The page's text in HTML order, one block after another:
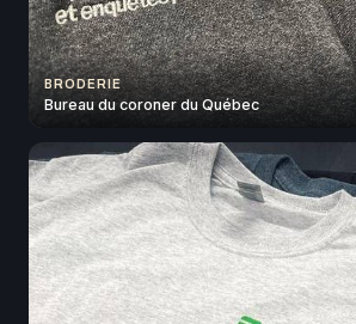
BRODERIE
Bureau du coroner du Québec